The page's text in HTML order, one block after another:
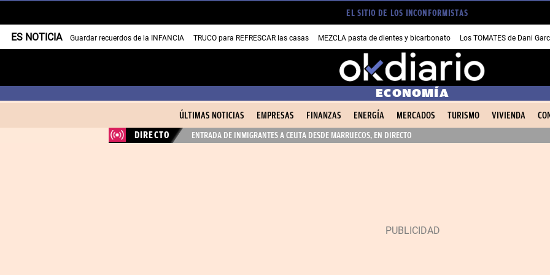
EL SITIO DE LOS INCONFORMISTAS
ES NOTICIA Guardar recuerdos de la INFANCIA TRUCO para REFRESCAR las casas MEZCLA pasta de dientes y bicarbonato Los TOMATES de Dani
ECONOMÍA
ÚLTIMAS NOTICIAS EMPRESAS FINANZAS ENERGÍA MERCADOS TURISMO VIVIENDA
DIRECTO
ENTRADA DE INMIGRANTES A CEUTA DESDE MARRUECOS, EN DIRECTO